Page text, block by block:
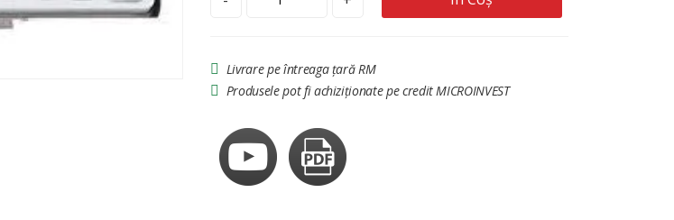
Livrare pe întreaga țară RM
Produsele pot fi achiziționate pe credit MICROINVEST